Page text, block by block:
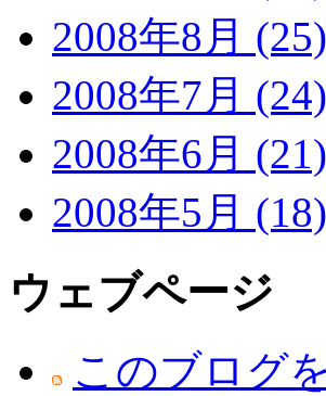
2008年8月 (25)
2008年7月 (24)
2008年6月 (21)
2008年5月 (18)
ウェブページ
このブログ